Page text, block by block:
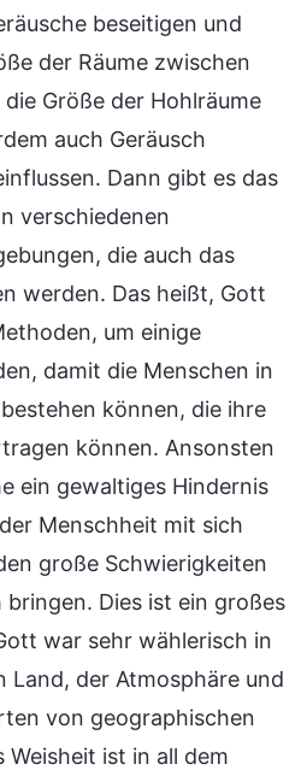
beseitigen und
der Räume zwischen
Größe der Hohlräume
auch Geräusch
Dann gibt es das
verschiedenen
die auch das
werden. Das heißt, Gott
um einige
damit die Menschen in
können, die ihre
können. Ansonsten
ein gewaltiges Hindernis
Menschheit mit sich
große Schwierigkeiten
Dies ist ein großes
war sehr wählerisch in
Land, der Atmosphäre und
von geographischen
ist in all dem